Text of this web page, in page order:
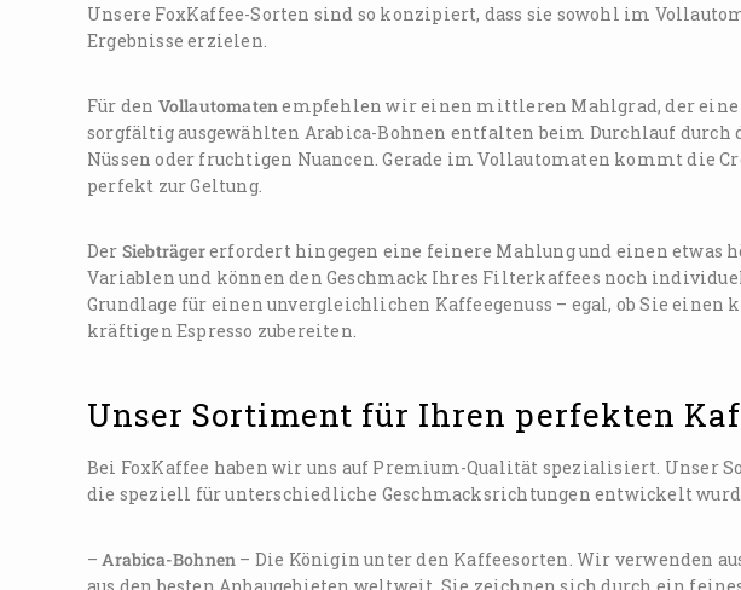
Unsere FoxKaffee-Sorten sind so konzipiert, dass sie sowohl im
Ergebnisse erzielen.
Für den Vollautomatenempfehlen wir einen mittleren Mahlgrad, der
sorgfältig ausgewählten Arabica-Bohnen entfalten beim Durchlauf durch
Nüssen oder fruchtigen Nuancen. Gerade im Vollautomaten kommt die
perfekt zur Geltung.
Der Siebträgererfordert hingegen eine feinere Mahlung und einen etwas
Variablen und können den Geschmack Ihres Filterkaffees noch
Grundlage für einen unvergleichlichen Kaffeegenuss – egal, ob Sie
kräftigen Espresso zubereiten.
Unser Sortiment für Ihren perfekten
Bei FoxKaffee haben wir uns auf Premium-Qualität spezialisiert. Unser
die speziell für unterschiedliche Geschmacksrichtungen entwickelt
–Arabica-Bohnen – Die Königin unter den Kaffeesorten. Wir verwenden